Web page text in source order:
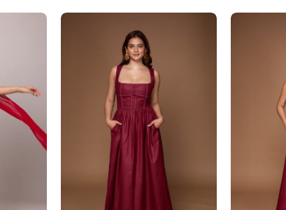
Granate